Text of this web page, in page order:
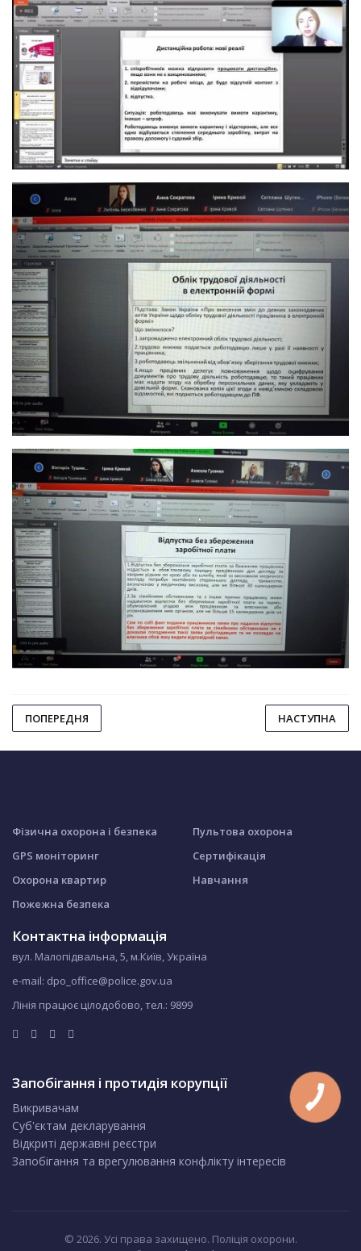
ПОПЕРЕДНЯ НАСТУПНА
Фізична охорона і безпека
GPS моніторинг
Охорона квартир
Пожежна безпека
Пультова охорона
Сертифікація
Навчання
Контактна інформація
вул. Малопідвальна, 5, м.Київ, Україна
e-mail: dpo_office@police.gov.ua
Лінія працює цілодобово, тел.: 9899
Запобігання і протидія корупції
Викривачам
Суб'єктам декларування
Відкриті державні реєстри
Запобігання та врегулювання конфлікту інтересів
© 2026. Усі права захищено. Поліція охорони.